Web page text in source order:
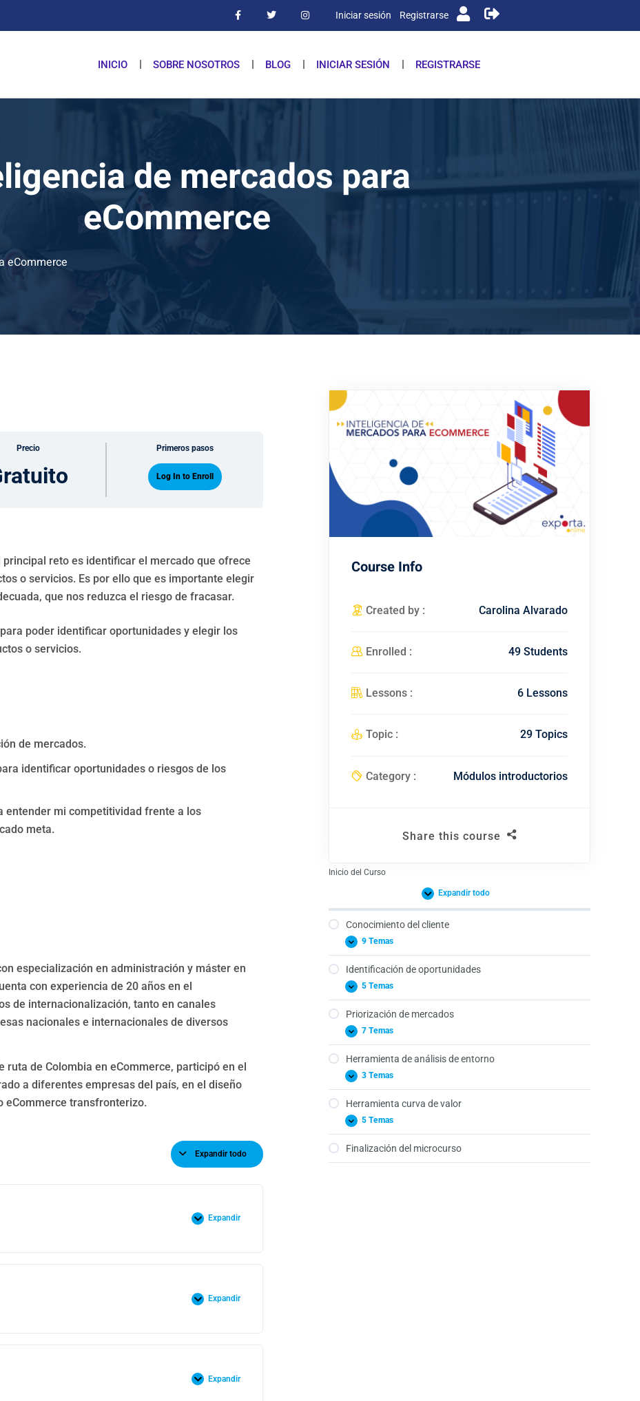
Iniciar sesión Registrarse
INICIO SOBRE NOSOTROS BLOG INICIAR SESIÓN REGISTRARSE
de mercados para
eCommerce
eCommerce
Precio Primeros pasos
Log In to Enroll
reto es identificar el mercado que ofrece
o servicios. Es por ello que es importante elegir
que nos reduzca el riesgo de fracasar.
poder identificar oportunidades y elegir los
o servicios.
de mercados.
identificar oportunidades o riesgos de los
entender mi competitividad frente a los
meta.
especialización en administración y máster en
con experiencia de 20 años en el
de internacionalización, tanto en canales
nacionales e internacionales de diversos
ruta de Colombia en eCommerce, participó en el
a diferentes empresas del país, en el diseño
eCommerce transfronterizo.
Expandir todo
Expandir
Expandir
Expandir
Course Info
Created by : Carolina Alvarado
Enrolled : 49 Students
Lessons : 6 Lessons
Topic : 29 Topics
Category : Módulos introductorios
Share this course
Inicio del Curso
Expandir todo
Conocimiento del cliente
9 Temas
Identificación de oportunidades
5 Temas
Priorización de mercados
7 Temas
Herramienta de análisis de entorno
3 Temas
Herramienta curva de valor
5 Temas
Finalización del microcurso